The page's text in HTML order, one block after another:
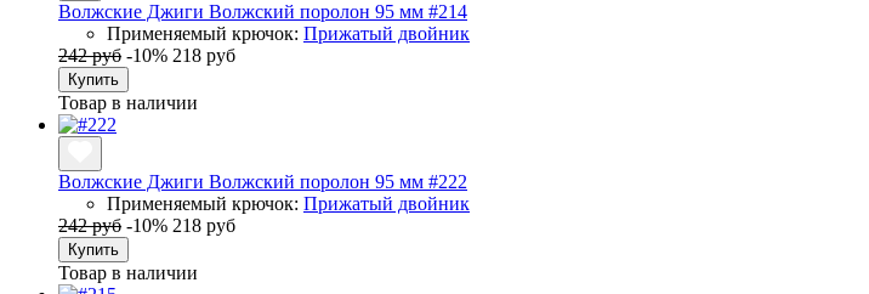
Волжские Джиги Волжский поролон 95 мм #214
Применяемый крючок: Прижатый двойник
242 руб -10% 218 руб
Купить
Товар в наличии
Волжские Джиги Волжский поролон 95 мм #222
Применяемый крючок: Прижатый двойник
242 руб -10% 218 руб
Купить
Товар в наличии